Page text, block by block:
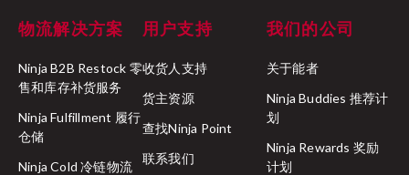
物流解决方案
Ninja B2B Restock 零
售和库存补货服务
Ninja Fulfillment 履行
仓储
Ninja Cold 冷链物流
用户支持
收货人支持
货主资源
查找Ninja Point
联系我们
我们的公司
关于能者
Ninja Buddies 推荐计
划
Ninja Rewards 奖励
计划